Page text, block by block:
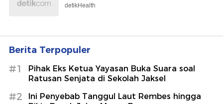
detikHealth
Berita Terpopuler
#1
Pihak Eks Ketua Yayasan Buka Suara soal
Ratusan Senjata di Sekolah Jaksel
#2
Ini Penyebab Tanggul Laut Rembes hingga